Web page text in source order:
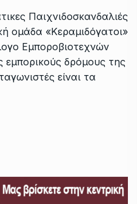
Παιχνιδοσκανδαλιές
ομάδα «Κεραμιδόγατοι»
Εμποροβιοτεχνών
δρόμους της
είναι τα